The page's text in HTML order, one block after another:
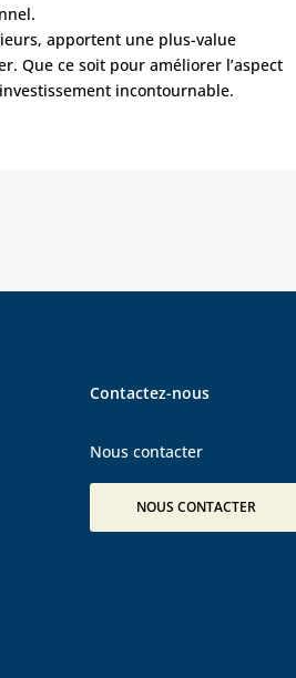
apportent une plus-value
Que ce soit pour améliorer l’aspect
incontournable.
Contactez-nous
Nous contacter
NOUS CONTACTER